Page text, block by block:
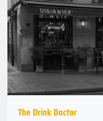
Précédent
The Drink Doctor